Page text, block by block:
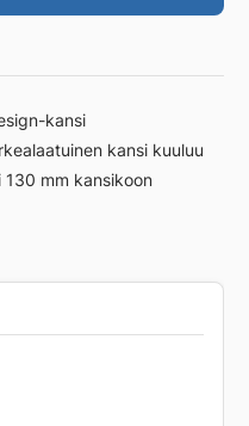
kansi
kansi kuuluu
130 mm kansikoon